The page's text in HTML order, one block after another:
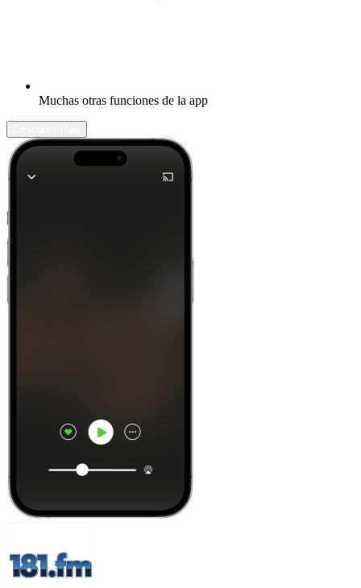
Muchas otras funciones de la app